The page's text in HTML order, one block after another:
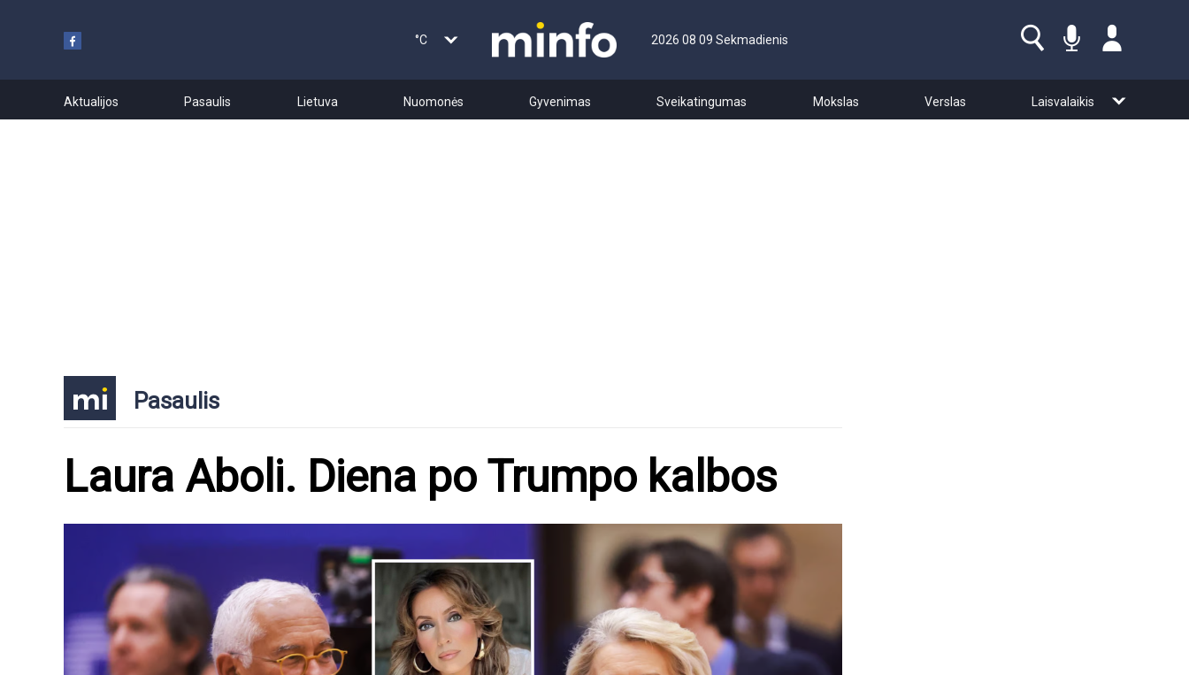
°C 2026 08 09 Sekmadienis
Aktualijos Pasaulis Lietuva Nuomonės Gyvenimas Sveikatingumas Mokslas Verslas Laisvalaikis
Pasaulis
Laura Aboli. Diena po Trumpo kalbos